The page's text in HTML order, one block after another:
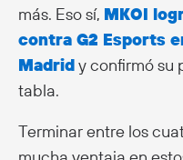
más. Eso sí, MKOI
contra G2 Esports
Madridy confirmó su
tabla.
Terminar entre los